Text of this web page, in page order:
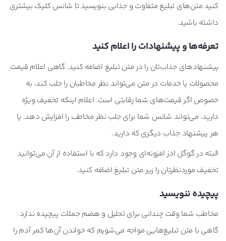
کنید متن‌های تبلیغ متفاوت و جذابی بنویسید تا شانس کلیک بیشتری
داشته باشید.
تعرفه‌ها و پیشنهادات را اعلام کنید
پیشنهادهای جذاب‌تان را در متن تبلیغ اضافه کنید. گاهی اعلام قیمت
محصولات یا خدمات در متن می‌تواند نظر مخاطبان را جلب کند، به
خصوص اگر قیمت‌های شما رقابتی است. اعلام اینکه تخفیف ویژه
دارید، می‌تواند شانس شما برای جلب نظر مخاطب را افزایش دهد. یا
هر پیشنهاد جذاب دیگری که دارید.
البته در گوگل ادز افزونه‌ای وجود دارد که با استفاده از آن می‌توانید
تخفیف موردنظرتان را زیر متن تبلیغ اضافه کنید.
پیچیده ننویسید
مخاطب شما وقت چندانی برای تحلیل و هضم جملات پیچیده ندارد.
گاهی با متن تبلیغ‌هایی مواجه می‌شویم که خواندن آن‌ها کمر آدم را